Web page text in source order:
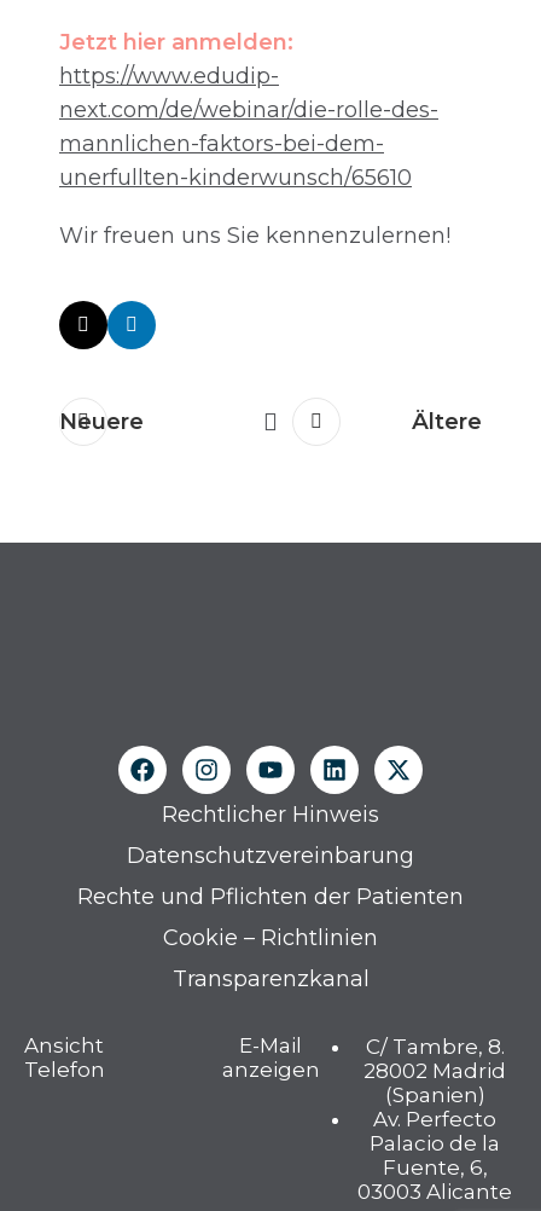
Jetzt hier anmelden:
https://www.edudip-
next.com/de/webinar/die-rolle-des-
mannlichen-faktors-bei-dem-
unerfullten-kinderwunsch/65610
Wir freuen uns Sie kennenzulernen!
Neuere Ältere
Rechtlicher Hinweis
Datenschutzvereinbarung
Rechte und Pflichten der Patienten
Cookie – Richtlinien
Transparenzkanal
Ansicht
Telefon
E-Mail
anzeigen
C/ Tambre, 8.
28002 Madrid
(Spanien)
Av. Perfecto
Palacio de la
Fuente, 6,
03003 Alicante